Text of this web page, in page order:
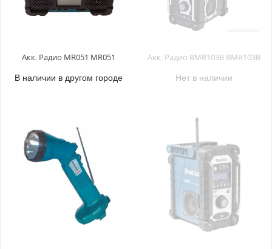
Акк. Радио MR051 MR051
В наличии в другом городе
Акк. Радио BMR103B BMR103B
Нет в наличии